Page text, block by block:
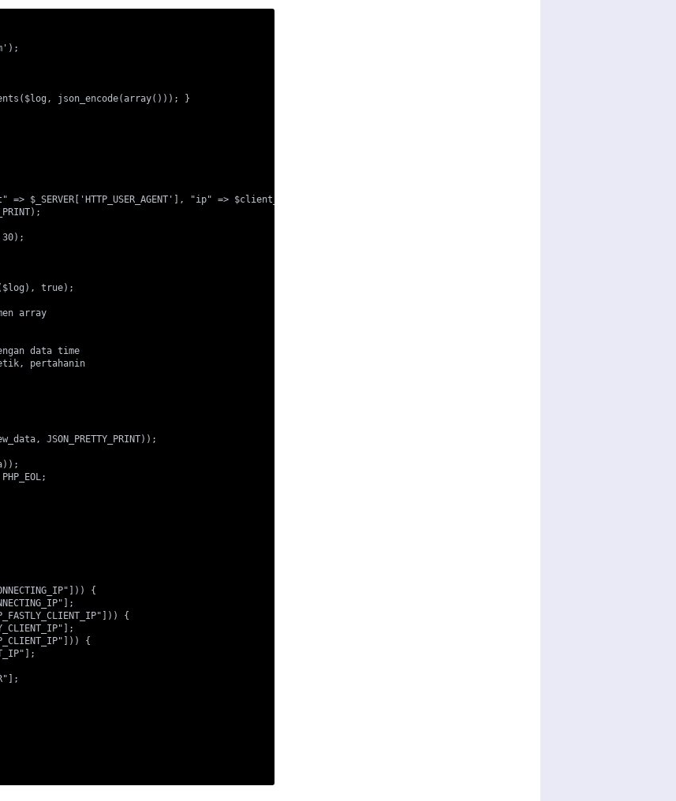
json_encode(array())); }
$_SERVER['HTTP_USER_AGENT'], "ip" => $client_ip);
true);
array
data time
pertahanin
JSON_PRETTY_PRINT));
{
{
{